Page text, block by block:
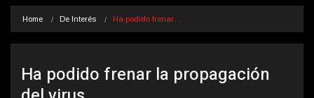
Home De Interés Ha podido frenar…
Ha podido frenar la propagación